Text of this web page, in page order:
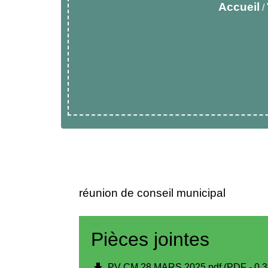
Accueil /
réunion de conseil municipal
Pièces jointes